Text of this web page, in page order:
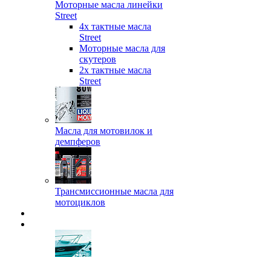
Моторные масла линейки
Street
4х тактные масла
Street
Моторные масла для
скутеров
2х тактные масла
Street
Масла для мотовилок и
демпферов
Трансмиссионные масла для
мотоциклов